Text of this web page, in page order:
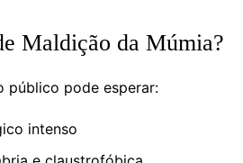
Maldição da Múmia?
público pode esperar:
intenso